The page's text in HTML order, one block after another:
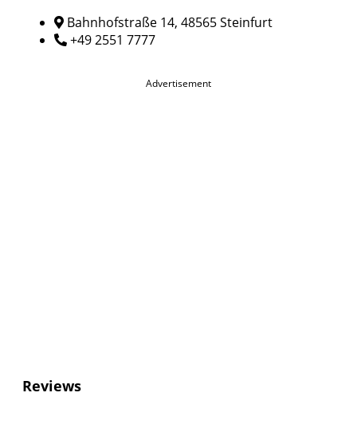
Bahnhofstraße 14, 48565 Steinfurt
+49 2551 7777
Advertisement
Reviews